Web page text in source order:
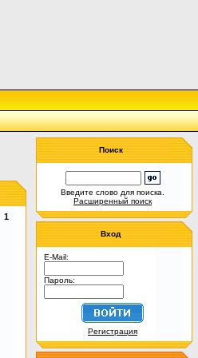
1
Поиск
Введите слово для поиска.
Расширенный поиск
Вход
E-Mail:
Пароль:
Регистрация